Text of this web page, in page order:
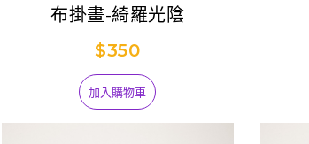
布掛畫-綺羅光陰
$350
加入購物車